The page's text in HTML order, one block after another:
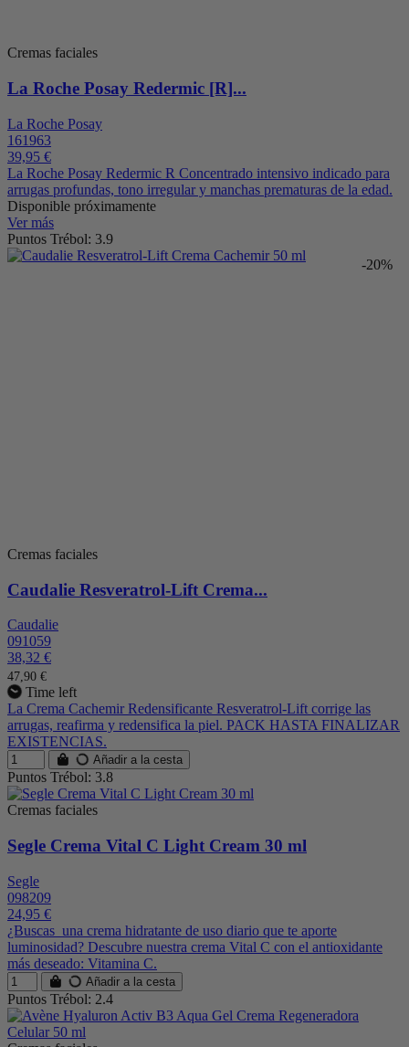
Cremas faciales
La Roche Posay Redermic [R]...
La Roche Posay
161963
39,95 €
La Roche Posay Redermic R Concentrado intensivo indicado para
arrugas profundas, tono irregular y manchas prematuras de la edad.
Disponible próximamente
Ver más
Puntos Trébol: 3.9
-20%
Cremas faciales
Caudalie Resveratrol-Lift Crema...
Caudalie
091059
38,32 €
47,90 €
Time left
La Crema Cachemir Redensificante Resveratrol-Lift corrige las
arrugas, reafirma y redensifica la piel. PACK HASTA FINALIZAR
EXISTENCIAS.
Añadir a la cesta
Puntos Trébol: 3.8
Cremas faciales
Segle Crema Vital C Light Cream 30 ml
Segle
098209
24,95 €
¿Buscas una crema hidratante de uso diario que te aporte
luminosidad? Descubre nuestra crema Vital C con el antioxidante
más deseado: Vitamina C.
Añadir a la cesta
Puntos Trébol: 2.4